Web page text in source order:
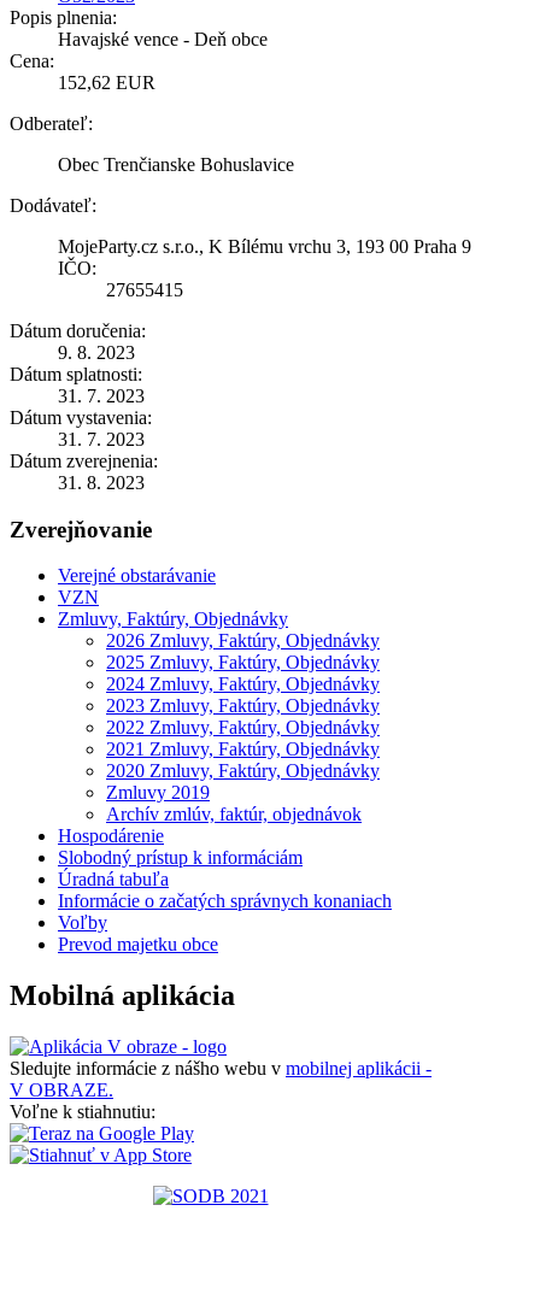
Popis plnenia:
Havajské vence - Deň obce
Cena:
152,62 EUR
Odberateľ:
Obec Trenčianske Bohuslavice
Dodávateľ:
MojeParty.cz s.r.o., K Bílému vrchu 3, 193 00 Praha 9
IČO:
27655415
Dátum doručenia:
9. 8. 2023
Dátum splatnosti:
31. 7. 2023
Dátum vystavenia:
31. 7. 2023
Dátum zverejnenia:
31. 8. 2023
Zverejňovanie
Verejné obstarávanie
VZN
Zmluvy, Faktúry, Objednávky
2026 Zmluvy, Faktúry, Objednávky
2025 Zmluvy, Faktúry, Objednávky
2024 Zmluvy, Faktúry, Objednávky
2023 Zmluvy, Faktúry, Objednávky
2022 Zmluvy, Faktúry, Objednávky
2021 Zmluvy, Faktúry, Objednávky
2020 Zmluvy, Faktúry, Objednávky
Zmluvy 2019
Archív zmlúv, faktúr, objednávok
Hospodárenie
Slobodný prístup k informáciám
Úradná tabuľa
Informácie o začatých správnych konaniach
Voľby
Prevod majetku obce
Mobilná aplikácia
Sledujte informácie z nášho webu v mobilnej aplikácii -
V OBRAZE.
Voľne k stiahnutiu: